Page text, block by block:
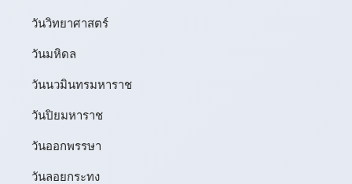
วันวิทยาศาสตร์
วันมหิดล
วันนวมินทรมหาราช
วันปิยมหาราช
วันออกพรรษา
วันลอยกระทง